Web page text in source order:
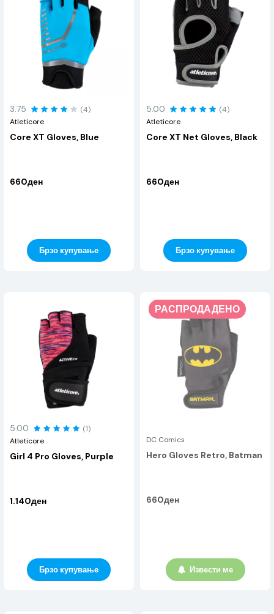
3.75
(4)
Atleticore
Core XT Gloves, Blue
660ден
Брзо купување
5.00
(4)
Atleticore
Core XT Net Gloves, Black
660ден
Брзо купување
5.00
(1)
Atleticore
Girl 4 Pro Gloves, Purple
1.140ден
Брзо купување
РАСПРОДАДЕНО
DC Comics
Hero Gloves Retro, Batman
660ден
Извести ме